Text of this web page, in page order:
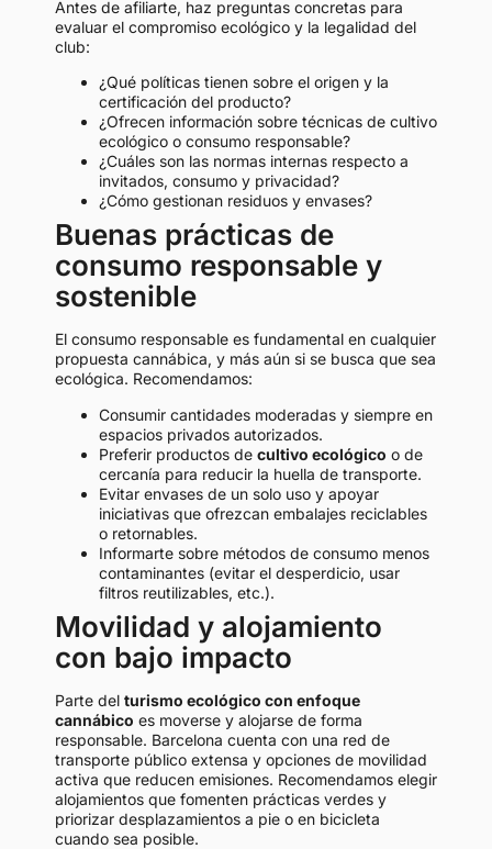
Antes de afiliarte, haz preguntas concretas para
evaluar el compromiso ecológico y la legalidad del
club:
¿Qué políticas tienen sobre el origen y la
certificación del producto?
¿Ofrecen información sobre técnicas de cultivo
ecológico o consumo responsable?
¿Cuáles son las normas internas respecto a
invitados, consumo y privacidad?
¿Cómo gestionan residuos y envases?
Buenas prácticas de
consumo responsable y
sostenible
El consumo responsable es fundamental en cualquier
propuesta cannábica, y más aún si se busca que sea
ecológica. Recomendamos:
Consumir cantidades moderadas y siempre en
espacios privados autorizados.
Preferir productos de cultivo ecológico o de
cercanía para reducir la huella de transporte.
Evitar envases de un solo uso y apoyar
iniciativas que ofrezcan embalajes reciclables
o retornables.
Informarte sobre métodos de consumo menos
contaminantes (evitar el desperdicio, usar
filtros reutilizables, etc.).
Movilidad y alojamiento
con bajo impacto
Parte del turismo ecológico con enfoque
cannábico es moverse y alojarse de forma
responsable. Barcelona cuenta con una red de
transporte público extensa y opciones de movilidad
activa que reducen emisiones. Recomendamos elegir
alojamientos que fomenten prácticas verdes y
priorizar desplazamientos a pie o en bicicleta
cuando sea posible.